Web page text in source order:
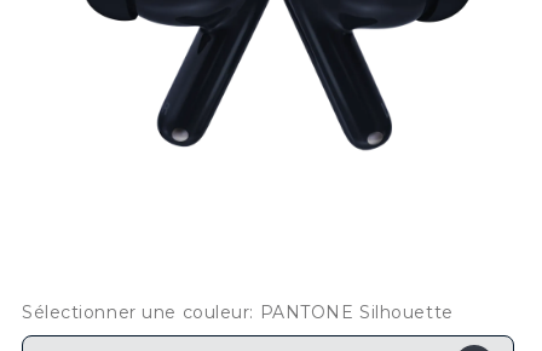
Sélectionner une couleur: PANTONE Silhouette